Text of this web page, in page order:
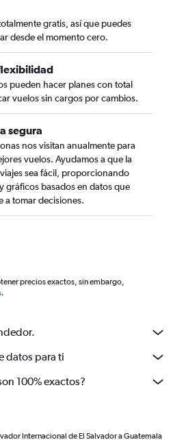
gratis, así que puedes
desde el momento cero.
pueden hacer planes con total
vuelos sin cargos por cambios.
segura
nos visitan anualmente para
vuelos. Ayudamos a que la
sea fácil, proporcionando
gráficos basados en datos que
a tomar decisiones.
precios exactos, sin embargo,
.
datos para ti
100% exactos?
Internacional de El Salvador a Guatemala